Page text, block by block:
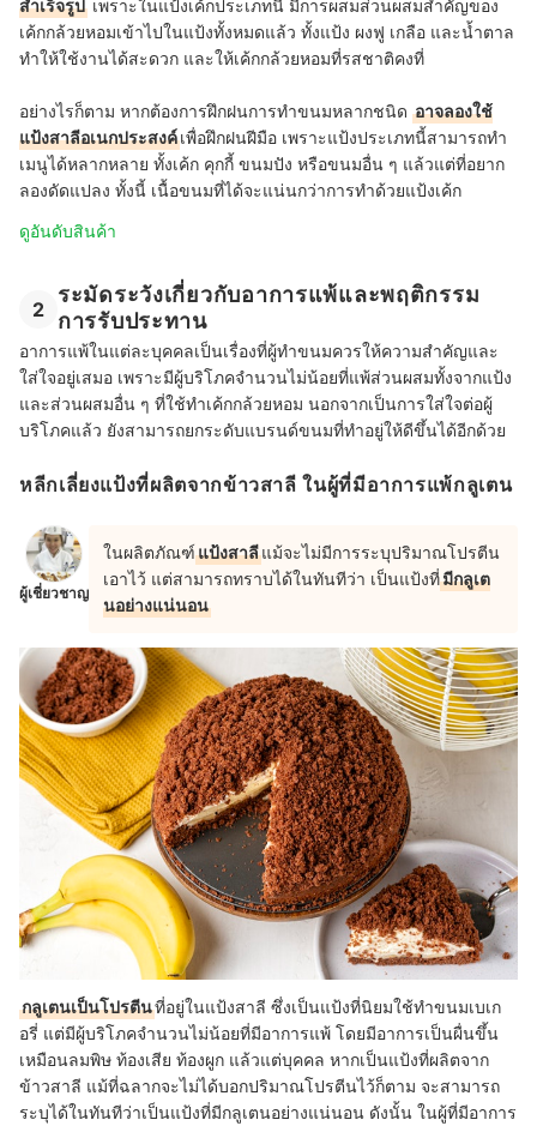
สำเร็จรูป เพราะในแป้งเค้กประเภทนี้ มีการผสมส่วนผสมสำคัญของ
เค้กกล้วยหอมเข้าไปในแป้งทั้งหมดแล้ว ทั้งแป้ง ผงฟู เกลือ และน้ำตาล
ทำให้ใช้งานได้สะดวก และให้เค้กกล้วยหอมที่รสชาติคงที่
อย่างไรก็ตาม หากต้องการฝึกฝนการทำขนมหลากชนิด อาจลองใช้
แป้งสาลีอเนกประสงค์เพื่อฝึกฝนฝีมือ เพราะแป้งประเภทนี้สามารถทำ
เมนูได้หลากหลาย ทั้งเค้ก คุกกี้ ขนมปัง หรือขนมอื่น ๆ แล้วแต่ที่อยาก
ลองดัดแปลง ทั้งนี้ เนื้อขนมที่ได้จะแน่นกว่าการทำด้วยแป้งเค้ก
ดูอันดับสินค้า
2
ระมัดระวังเกี่ยวกับอาการแพ้และพฤติกรรม
การรับประทาน
อาการแพ้ในแต่ละบุคคลเป็นเรื่องที่ผู้ทำขนมควรให้ความสำคัญและ
ใส่ใจอยู่เสมอ เพราะมีผู้บริโภคจำนวนไม่น้อยที่แพ้ส่วนผสมทั้งจากแป้ง
และส่วนผสมอื่น ๆ ที่ใช้ทำเค้กกล้วยหอม นอกจากเป็นการใส่ใจต่อผู้
บริโภคแล้ว ยังสามารถยกระดับแบรนด์ขนมที่ทำอยู่ให้ดีขึ้นได้อีกด้วย
หลีกเลี่ยงแป้งที่ผลิตจากข้าวสาลี ในผู้ที่มีอาการแพ้กลูเตน
ผู้เชี่ยวชาญ
ในผลิตภัณฑ์แป้งสาลีแม้จะไม่มีการระบุปริมาณโปรตีน
เอาไว้ แต่สามารถทราบได้ในทันทีว่า เป็นแป้งที่มีกลูเต
นอย่างแน่นอน
กลูเตนเป็นโปรตีนที่อยู่ในแป้งสาลี ซึ่งเป็นแป้งที่นิยมใช้ทำขนมเบเก
อรี่ แต่มีผู้บริโภคจำนวนไม่น้อยที่มีอาการแพ้ โดยมีอาการเป็นผื่นขึ้น
เหมือนลมพิษ ท้องเสีย ท้องผูก แล้วแต่บุคคล หากเป็นแป้งที่ผลิตจาก
ข้าวสาลี แม้ที่ฉลากจะไม่ได้บอกปริมาณโปรตีนไว้ก็ตาม จะสามารถ
ระบุได้ในทันทีว่าเป็นแป้งที่มีกลูเตนอย่างแน่นอน ดังนั้น ในผู้ที่มีอาการ